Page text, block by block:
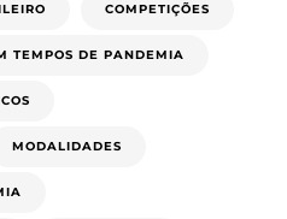
COMPETIÇÕES
TEMPOS DE PANDEMIA
MODALIDADES